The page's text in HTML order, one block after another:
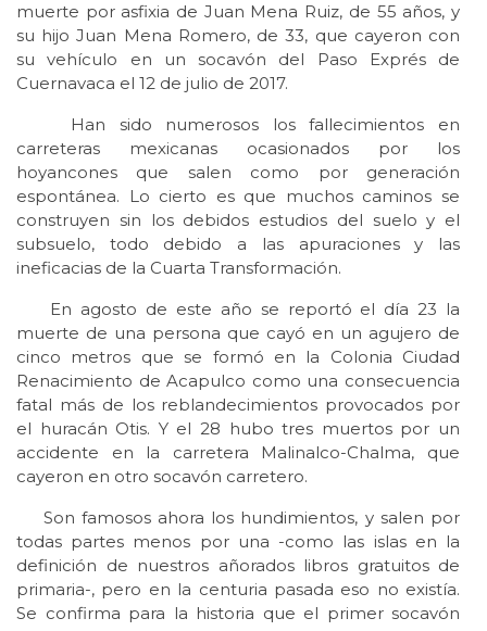
muerte por asfixia de Juan Mena Ruiz, de 55 años, y
su hijo Juan Mena Romero, de 33, que cayeron con
su vehículo en un socavón del Paso Exprés de
Cuernavaca el 12 de julio de 2017.
Han sido numerosos los fallecimientos en
carreteras mexicanas ocasionados por los
hoyancones que salen como por generación
espontánea. Lo cierto es que muchos caminos se
construyen sin los debidos estudios del suelo y el
subsuelo, todo debido a las apuraciones y las
ineficacias de la Cuarta Transformación.
En agosto de este año se reportó el día 23 la
muerte de una persona que cayó en un agujero de
cinco metros que se formó en la Colonia Ciudad
Renacimiento de Acapulco como una consecuencia
fatal más de los reblandecimientos provocados por
el huracán Otis. Y el 28 hubo tres muertos por un
accidente en la carretera Malinalco-Chalma, que
cayeron en otro socavón carretero.
Son famosos ahora los hundimientos, y salen por
todas partes menos por una -como las islas en la
definición de nuestros añorados libros gratuitos de
primaria-, pero en la centuria pasada eso no existía.
Se confirma para la historia que el primer socavón